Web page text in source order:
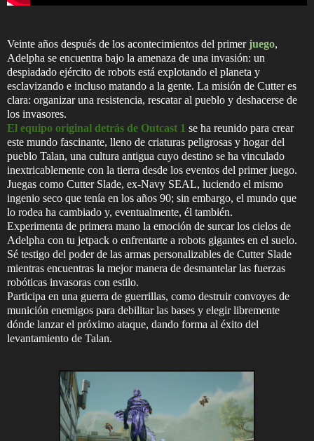
Veinte años después de los acontecimientos del primerjuego,
Adelpha se encuentra bajo la amenaza de una invasión: un
despiadado ejército de robots está explotando el planeta y
esclavizando e incluso matando a la gente. La misión de Cutter es
clara: organizar una resistencia, rescatar al pueblo y deshacerse de
los invasores.
El equipo original detrás de Outcast 1 se ha reunido para crear
este mundo fascinante, lleno de criaturas peligrosas y hogar del
pueblo Talan, una cultura antigua cuyo destino se ha vinculado
inextricablemente con la tierra desde los eventos del primer juego.
Juegas como Cutter Slade, ex-Navy SEAL, luciendo el mismo
ingenio seco que tenía en los años 90; sin embargo, el mundo que
lo rodea ha cambiado y, eventualmente, él también.
Experimenta de primera mano la emoción de surcar los cielos de
Adelpha con tu jetpack o enfrentarte a robots gigantes en el suelo.
Sé testigo del poder de las armas personalizables de Cutter Slade
mientras encuentras la mejor manera de desmantelar las fuerzas
robóticas invasoras con estilo.
Participa en una guerra de guerrillas, como destruir convoyes de
munición enemigos para debilitar las bases y elegir libremente
dónde lanzar el próximo ataque, dando forma al éxito del
levantamiento de Talan.